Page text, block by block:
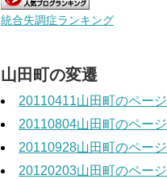
統合失調症ランキング
山田町の変遷
20110411山田町のページ
20110804山田町のページ
20110928山田町のページ
20120203山田町のページ